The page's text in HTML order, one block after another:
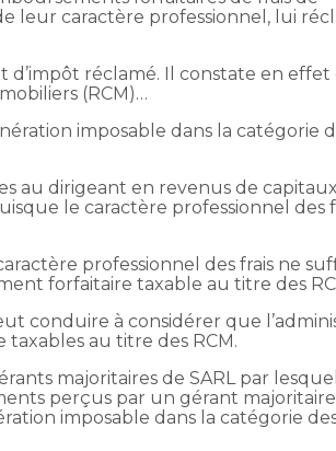
leur caractère professionnel, lui
d’impôt réclamé. Il constate en effet
(RCM)…
imposable dans la catégorie
au dirigeant en revenus de
le caractère professionnel des
professionnel des frais ne
forfaitaire taxable au titre des
conduire à considérer que
au titre des RCM.
majoritaires de SARL par
perçus par un gérant majoritaire
imposable dans la catégorie